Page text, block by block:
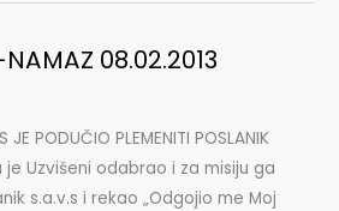
08.02.2013
JE PODUČIO PLEMENITI POSLANIK
Uzvišeni odabrao i za misiju ga
s.a.v.s i rekao „Odgojio me Moj